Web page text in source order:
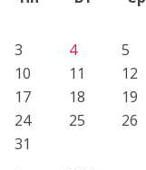
3
4 5
10
11 12
17
18 19
24
25 26
31